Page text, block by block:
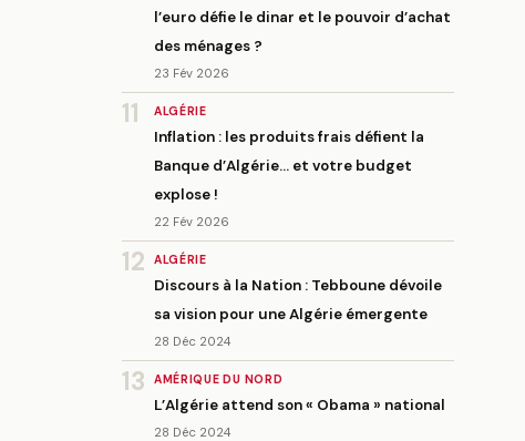
l’euro défie le dinar et le pouvoir d’achat
des ménages ?
23 Fév 2026
11 ALGÉRIE
Inflation : les produits frais défient la
Banque d’Algérie… et votre budget
explose !
22 Fév 2026
12 ALGÉRIE
Discours à la Nation : Tebboune dévoile
sa vision pour une Algérie émergente
28 Déc 2024
13 AMÉRIQUE DU NORD
L’Algérie attend son « Obama » national
28 Déc 2024